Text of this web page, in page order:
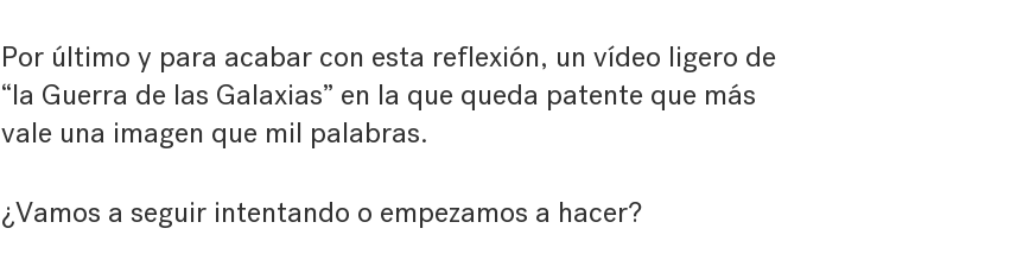
Por último y para acabar con esta reflexión, un vídeo ligero de
“la Guerra de las Galaxias” en la que queda patente que más
vale una imagen que mil palabras.
¿Vamos a seguir intentando o empezamos a hacer?